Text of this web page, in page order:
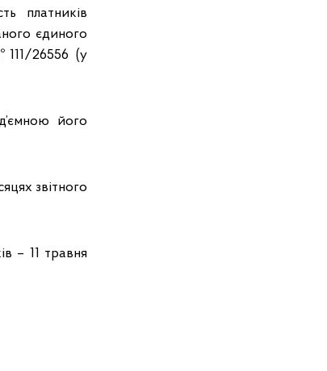
платників
єдиного
26556 (у
його
звітного
– 11 травня